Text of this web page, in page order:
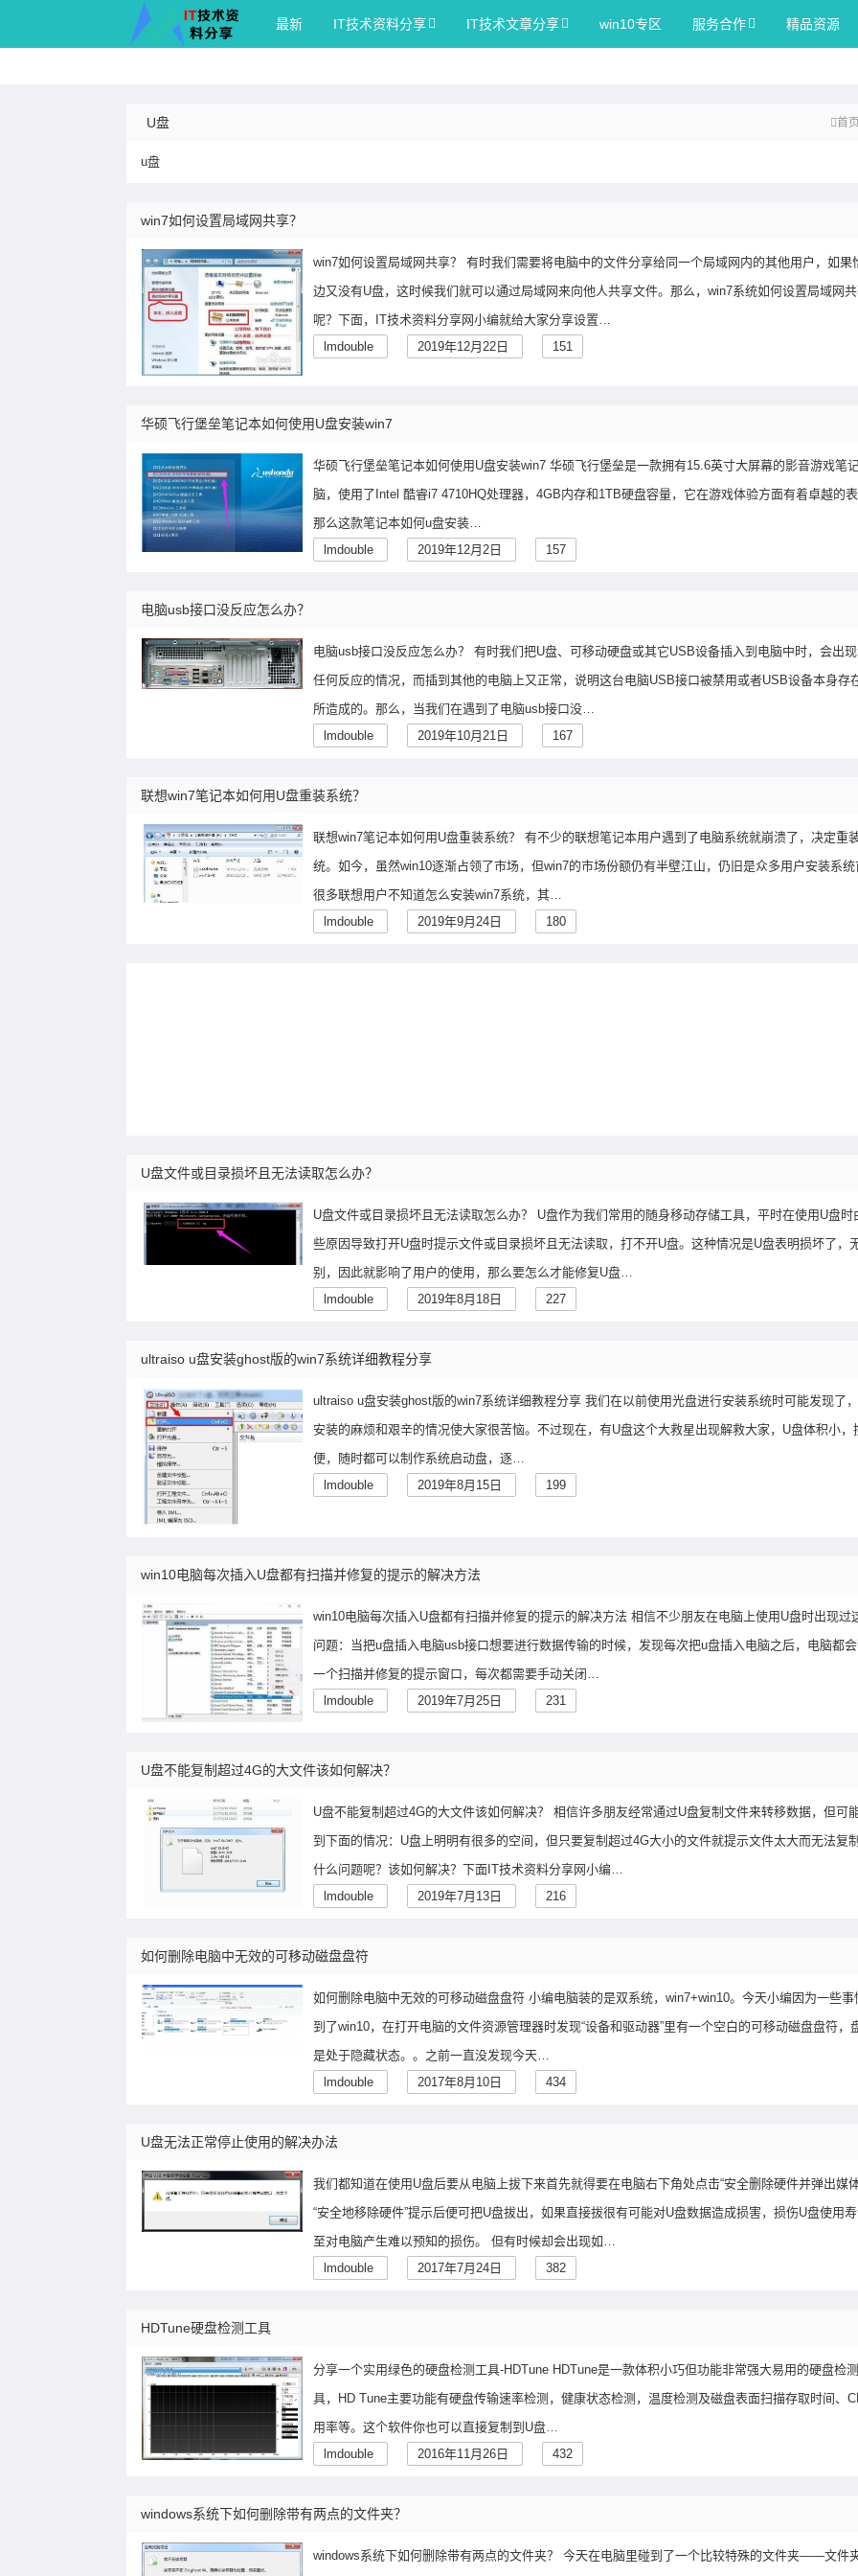
IT技术资料分享
最新 IT技术资料分享 IT技术文章分享 win10专区 服务合作 精品资源
U盘 首页
u盘
win7如何设置局域网共享？
win7如何设置局域网共享？ 有时我们需要将电脑中的文件分享给同一个局域网内的其他用户，如果
边又没有U盘，这时候我们就可以通过局域网来向他人共享文件。那么，win7系统如何设置局域网
呢？下面，IT技术资料分享网小编就给大家分享设置…
lmdouble
2019年12月22日 151
华硕飞行堡垒笔记本如何使用U盘安装win7
华硕飞行堡垒笔记本如何使用U盘安装win7 华硕飞行堡垒是一款拥有15.6英寸大屏幕的影音游戏笔
脑，使用了Intel 酷睿i7 4710HQ处理器，4GB内存和1TB硬盘容量，它在游戏体验方面有着卓越的表
那么这款笔记本如何u盘安装…
lmdouble
2019年12月2日 157
电脑usb接口没反应怎么办？
电脑usb接口没反应怎么办？ 有时我们把U盘、可移动硬盘或其它USB设备插入到电脑中时，会出
任何反应的情况，而插到其他的电脑上又正常，说明这台电脑USB接口被禁用或者USB设备本身存
所造成的。那么，当我们在遇到了电脑usb接口没…
lmdouble
2019年10月21日 167
联想win7笔记本如何用U盘重装系统？
联想win7笔记本如何用U盘重装系统？ 有不少的联想笔记本用户遇到了电脑系统就崩溃了，决定重
统。如今，虽然win10逐渐占领了市场，但win7的市场份额仍有半壁江山，仍旧是众多用户安装系统
很多联想用户不知道怎么安装win7系统，其…
lmdouble
2019年9月24日 180
U盘文件或目录损坏且无法读取怎么办？
U盘文件或目录损坏且无法读取怎么办？ U盘作为我们常用的随身移动存储工具，平时在使用U盘时
些原因导致打开U盘时提示文件或目录损坏且无法读取，打不开U盘。这种情况是U盘表明损坏了，
别，因此就影响了用户的使用，那么要怎么才能修复U盘…
lmdouble
2019年8月18日 227
ultraiso u盘安装ghost版的win7系统详细教程分享
ultraiso u盘安装ghost版的win7系统详细教程分享 我们在以前使用光盘进行安装系统时可能发现了
安装的麻烦和艰辛的情况使大家很苦恼。不过现在，有U盘这个大救星出现解救大家，U盘体积小，
便，随时都可以制作系统启动盘，逐…
lmdouble
2019年8月15日 199
win10电脑每次插入U盘都有扫描并修复的提示的解决方法
win10电脑每次插入U盘都有扫描并修复的提示的解决方法 相信不少朋友在电脑上使用U盘时出现过
问题：当把u盘插入电脑usb接口想要进行数据传输的时候，发现每次把u盘插入电脑之后，电脑都
一个扫描并修复的提示窗口，每次都需要手动关闭…
lmdouble
2019年7月25日 231
U盘不能复制超过4G的大文件该如何解决？
U盘不能复制超过4G的大文件该如何解决？ 相信许多朋友经常通过U盘复制文件来转移数据，但可
到下面的情况：U盘上明明有很多的空间，但只要复制超过4G大小的文件就提示文件太大而无法复
什么问题呢？该如何解决？下面IT技术资料分享网小编…
lmdouble
2019年7月13日 216
如何删除电脑中无效的可移动磁盘盘符
如何删除电脑中无效的可移动磁盘盘符 小编电脑装的是双系统，win7+win10。今天小编因为一些事
到了win10，在打开电脑的文件资源管理器时发现“设备和驱动器”里有一个空白的可移动磁盘盘符，
是处于隐藏状态。。之前一直没发现今天…
lmdouble
2017年8月10日 434
U盘无法正常停止使用的解决办法
我们都知道在使用U盘后要从电脑上拔下来首先就得要在电脑右下角处点击“安全删除硬件并弹出媒
“安全地移除硬件”提示后便可把U盘拔出，如果直接拔很有可能对U盘数据造成损害，损伤U盘使用
至对电脑产生难以预知的损伤。 但有时候却会出现如…
lmdouble
2017年7月24日 382
HDTune硬盘检测工具
分享一个实用绿色的硬盘检测工具-HDTune HDTune是一款体积小巧但功能非常强大易用的硬盘检
具，HD Tune主要功能有硬盘传输速率检测，健康状态检测，温度检测及磁盘表面扫描存取时间、
用率等。这个软件你也可以直接复制到U盘…
lmdouble
2016年11月26日 432
windows系统下如何删除带有两点的文件夹？
windows系统下如何删除带有两点的文件夹？ 今天在电脑里碰到了一个比较特殊的文件夹——文件